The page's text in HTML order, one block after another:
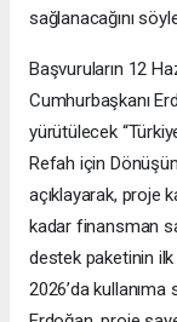
sağlanacağını
Başvuruların 12
Cumhurbaşkanı
yürütülecek
Refah için
açıklayarak, proje
kadar finansman
destek paketinin
2026’da kullanıma